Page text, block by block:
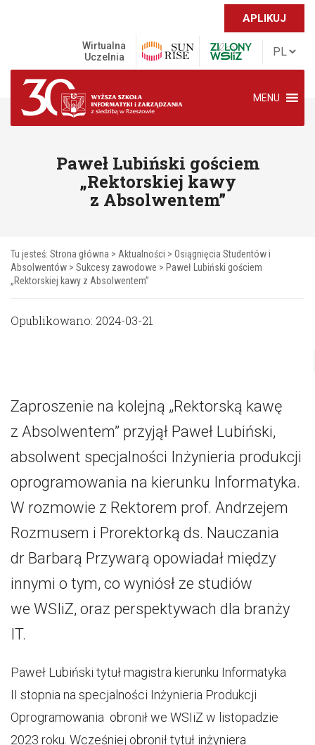
APLIKUJ
Wirtualna
Uczelnia
MENU
Paweł Lubiński gościem
„Rektorskiej kawy
z Absolwentem”
Tu jesteś: Strona główna > Aktualności > Osiągnięcia Studentów i
Absolwentów > Sukcesy zawodowe > Paweł Lubiński gościem
„Rektorskiej kawy z Absolwentem”
Opublikowano: 2024-03-21
Zaproszenie na kolejną „Rektorską kawę
z Absolwentem” przyjął Paweł Lubiński,
absolwent specjalności Inżynieria produkcji
oprogramowania na kierunku Informatyka.
W rozmowie z Rektorem prof. Andrzejem
Rozmusem i Prorektorką ds. Nauczania
dr Barbarą Przywarą opowiadał między
innymi o tym, co wyniósł ze studiów
we WSIiZ, oraz perspektywach dla branży
IT.
Paweł Lubiński tytuł magistra kierunku Informatyka
II stopnia na specjalności Inżynieria Produkcji
Oprogramowania obronił we WSIiZ w listopadzie
2023 roku. Wcześniej obronił tytuł inżyniera